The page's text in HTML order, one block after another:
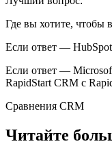
Где вы хотите, чтобы
Если ответ —
Если ответ —
RapidStart CRM с
Сравнения CRM
Читайте